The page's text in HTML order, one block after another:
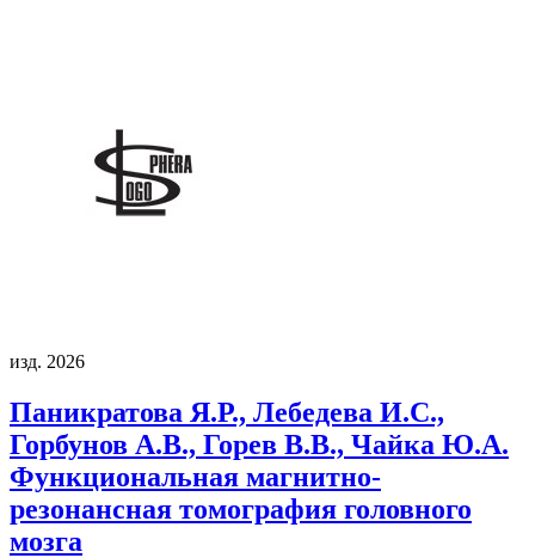
изд. 2026
Паникратова Я.Р., Лебедева И.С.,
Горбунов А.В., Горев В.В., Чайка Ю.А.
Функциональная магнитно-
резонансная томография головного
мозга